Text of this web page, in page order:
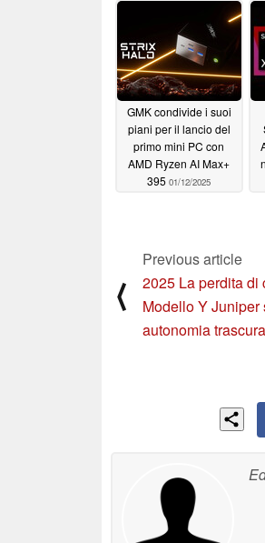
GMK condivide i suoi
piani per il lancio del
primo mini PC con
AMD Ryzen AI Max+
395 01/12/2025
⟨
Previous article
2025 La perdita di
Modello Y
autonomia